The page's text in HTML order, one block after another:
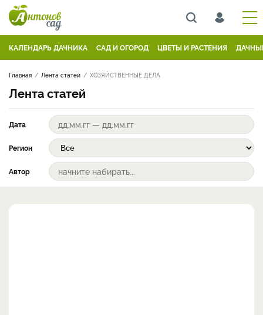
КАЛЕНДАРЬ ДАЧНИКА САД И ОГОРОД ЦВЕТЫ И РАСТЕНИЯ
Главная Лента статей ХОЗЯЙСТВЕННЫЕ ДЕЛА
Лента статей
Дата
Регион
Автор